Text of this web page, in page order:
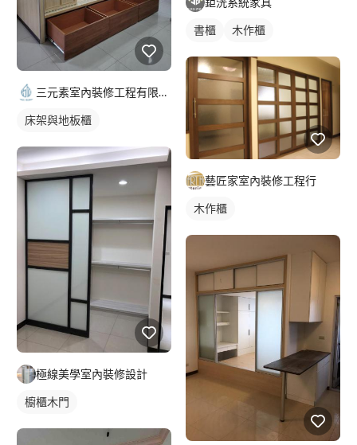
三元素室內裝修工程有限公司
床架與地板櫃
極線美學室內裝修設計
櫥櫃木門
書櫃 木作櫃
藝匠家室內裝修工程行
木作櫃